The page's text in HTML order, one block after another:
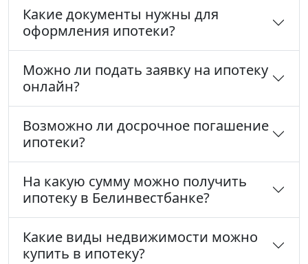
Какие документы нужны для
оформления ипотеки?
Можно ли подать заявку на ипотеку
онлайн?
Возможно ли досрочное погашение
ипотеки?
На какую сумму можно получить
ипотеку в Белинвестбанке?
Какие виды недвижимости можно
купить в ипотеку?